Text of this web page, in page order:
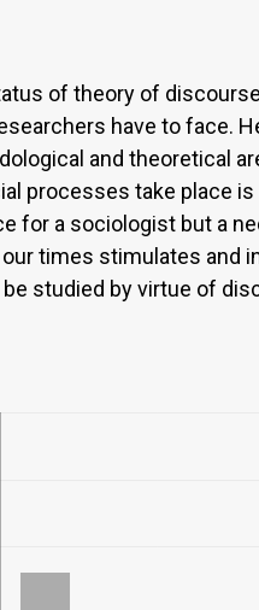
of theory of
have to face.
and theoretical
processes take place
for a sociologist but a
times stimulates and
studied by virtue of